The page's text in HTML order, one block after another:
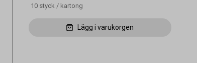
10 styck / kartong
Lägg i varukorgen